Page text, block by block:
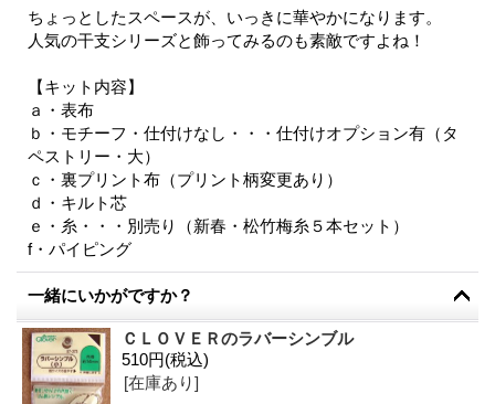
ちょっとしたスペースが、いっきに華やかになります。
人気の干支シリーズと飾ってみるのも素敵ですよね！
【キット内容】
ａ・表布
ｂ・モチーフ・仕付けなし・・・仕付けオプション有（タ
ペストリー・大）
ｃ・裏プリント布（プリント柄変更あり）
ｄ・キルト芯
ｅ・糸・・・別売り（新春・松竹梅糸５本セット）
f・パイピング
一緒にいかがですか？
ＣＬＯＶＥＲのラバーシンブル
510円(税込)
[在庫あり]